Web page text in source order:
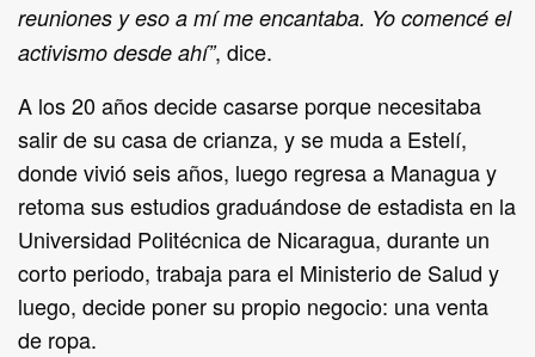
reuniones y eso a mí me encantaba. Yo comencé el
activismo desde ahí”, dice.
A los 20 años decide casarse porque necesitaba
salir de su casa de crianza, y se muda a Estelí,
donde vivió seis años, luego regresa a Managua y
retoma sus estudios graduándose de estadista en la
Universidad Politécnica de Nicaragua, durante un
corto periodo, trabaja para el Ministerio de Salud y
luego, decide poner su propio negocio: una venta
de ropa.